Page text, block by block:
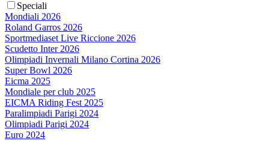
Speciali
Mondiali 2026
Roland Garros 2026
Sportmediaset Live Riccione 2026
Scudetto Inter 2026
Olimpiadi Invernali Milano Cortina 2026
Super Bowl 2026
Eicma 2025
Mondiale per club 2025
EICMA Riding Fest 2025
Paralimpiadi Parigi 2024
Olimpiadi Parigi 2024
Euro 2024